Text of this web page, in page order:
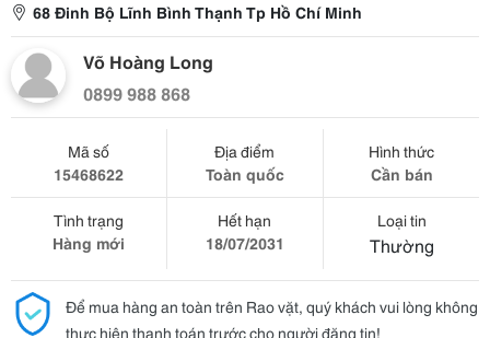
68 Đinh Bộ Lĩnh Bình Thạnh Tp Hồ Chí Minh
Võ Hoàng Long
0899 988 868
Mã số
15468622
Địa điểm
Toàn quốc
Hình thức
Cần bán
Tình trạng
Hàng mới
Hết hạn
18/07/2031
Loại tin
Thường
Để mua hàng an toàn trên Rao vặt, quý khách vui lòng không
thực hiện thanh toán trước cho người đăng tin!